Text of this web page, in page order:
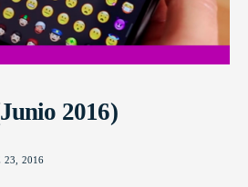
2016)
23, 2016